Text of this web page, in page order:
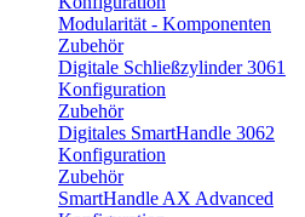
Modularität - Komponenten
Zubehör
Digitale Schließzylinder 3061
Konfiguration
Zubehör
Digitales SmartHandle 3062
Konfiguration
Zubehör
SmartHandle AX Advanced